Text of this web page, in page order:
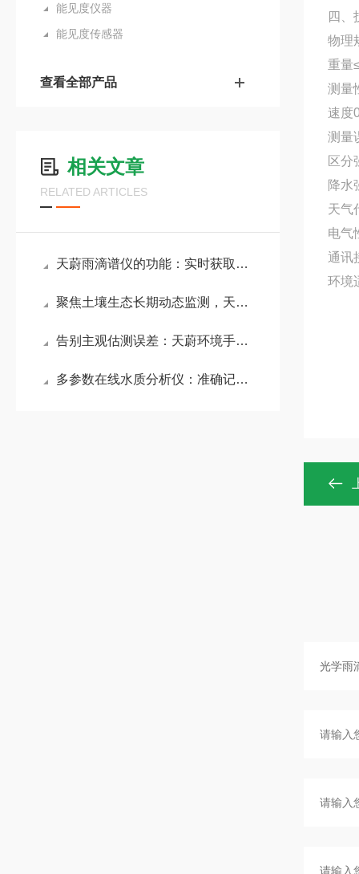
能见度仪器
能见度传感器
查看全部产品
相关文章
RELATED ARTICLES
天蔚雨滴谱仪的功能：实时获取降水粒子直径、速度等参数，自动识别降水类型
聚焦土壤生态长期动态监测，天蔚环境土壤氮磷钾传感器型号规格齐全
告别主观估测误差：天蔚环境手持激光云高仪将无形云高转化为精准数据
多参数在线水质分析仪：准确记录养殖水体水质，保障水产动物健康生长
四、
物理
重量
测量
速度
测量
区分
降水
天气
电气
通讯
环境